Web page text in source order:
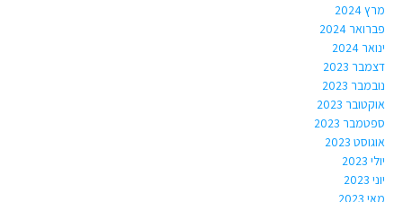
מרץ 2024
פברואר 2024
ינואר 2024
דצמבר 2023
נובמבר 2023
אוקטובר 2023
ספטמבר 2023
אוגוסט 2023
יולי 2023
יוני 2023
מאי 2023